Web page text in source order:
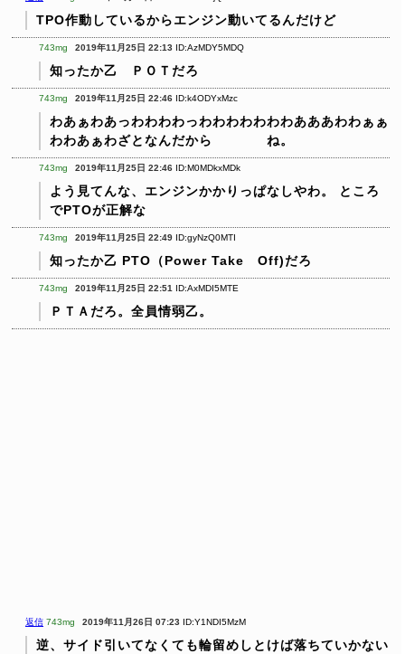
TPO作動しているからエンジン動いてるんだけど
743mg 2019年11月25日 22:13 ID:AzMDY5MDQ
知ったか乙 ＰＯＴだろ
743mg 2019年11月25日 22:46 ID:k4ODYxMzc
わあぁわあっわわわわっわわわわわわわあああわわぁぁ
わわあぁわざとなんだから ね。
743mg 2019年11月25日 22:46 ID:M0MDkxMDk
よう見てんな、エンジンかかりっぱなしやわ。
ところ
でPTOが正解な
743mg 2019年11月25日 22:49 ID:gyNzQ0MTI
知ったか乙 PTO（Power Take Off)だろ
743mg 2019年11月25日 22:51 ID:AxMDI5MTE
ＰＴＡだろ。全員情弱乙。
返信 743mg 2019年11月26日 07:23 ID:Y1NDI5MzM
逆、サイド引いてなくても輪留めしとけば落ちていかない